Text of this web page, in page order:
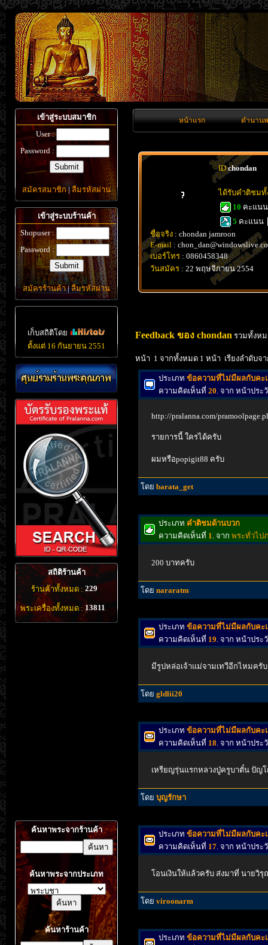
เข้าสู่ระบบสมาชิก
User :
Password :
สมัครสมาชิก|ลืมรหัสผ่าน
เข้าสู่ระบบร้านค้า
Shopuser :
Password :
สมัครร้านค้า|ลืมรหัสผ่าน
เก็บสถิติโดย
ตั้งแต่ 16 กันยายน 2551
สถิติร้านค้า
ร้านค้าทั้งหมด : 229
พระเครื่องทั้งหมด : 13811
ค้นหาพระจากร้านค้า
ค้นหาพระจากประเภท
ค้นหาร้านค้า
หน้าแรก ตำนาน
ID chondan
ได้รับคำติชม
10 คะแน
5 คะแนน
ชื่อจริง : chondan jamroon
E-mail :
เบอร์โทร : 0860458348
วันสมัคร : 22 พฤษจิกายน 2554
Feedback ของ chondan รวมทั้งห
หน้า 1 จากทั้งหมด 1 หน้า เรียงลำดับจา
ประเภท ข้อความที่ไม่มีผลกับคะ
ความคิดเห็นที่ 20. จาก หน้าประ
http://pralanna.com/
รายการนี้ ใครได้ครับ
ผมหรือpopigit88 ครับ
โดย barata_get
ประเภท คำติชมด้านบวก
ความคิดเห็นที่ 1. จาก พระทั่วไป
200 บาทครับ
โดย nararatm
ประเภท ข้อความที่ไม่มีผลกับคะ
ความคิดเห็นที่ 19. จาก หน้าประ
มีรูปหล่อเจ้าแม่จามเทวีอีกไหมค
โดย gldlii20
ประเภท ข้อความที่ไม่มีผลกับคะ
ความคิดเห็นที่ 18. จาก หน้าประ
เหรียญรุ่นแรกหลวงปู่ครูบาตั๋น ปัญ
โดย บุญรักษา
ประเภท ข้อความที่ไม่มีผลกับคะ
ความคิดเห็นที่ 17. จาก หน้าประ
โอนเงินให้แล้วครับ ส่งมาที่ นายวิ
โดย viroonarm
ประเภท ข้อความที่ไม่มีผลกับคะ